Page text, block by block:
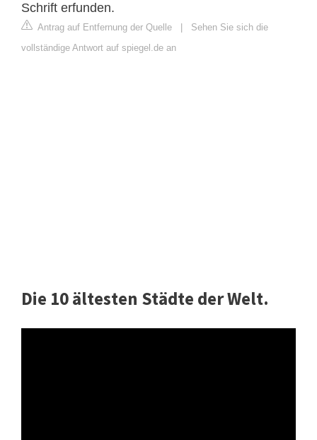
Schrift erfunden.
Antrag auf Entfernung der Quelle
Sehen Sie sich die
vollständige Antwort auf spiegel.de an
Die 10 ältesten Städte der Welt.